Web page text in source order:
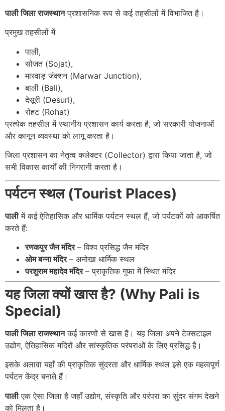
पाली जिला राजस्थानप्रशासनिक रूप से कई तहसीलों में विभाजित है।
प्रमुख तहसीलों में
पाली,
सोजत (Sojat),
मारवाड़ जंक्शन (Marwar Junction),
बाली (Bali),
देसूरी (Desuri),
रोहट (Rohat)
प्रत्येक तहसील में स्थानीय प्रशासन कार्य करता है, जो सरकारी योजनाओं
और कानून व्यवस्था को लागू करता है।
जिला प्रशासन का नेतृत्व कलेक्टर (Collector) द्वारा किया जाता है, जो
सभी विकास कार्यों की निगरानी करता है।
पर्यटन स्थल (Tourist Places)
पालीमें कई ऐतिहासिक और धार्मिक पर्यटन स्थल हैं, जो पर्यटकों को आकर्षित
करते हैं:
रणकपुर जैन मंदिर– विश्व प्रसिद्ध जैन मंदिर
ओम बन्ना मंदिर– अनोखा धार्मिक स्थल
परशुराम महादेव मंदिर– प्राकृतिक गुफा में स्थित मंदिर
यह जिला क्यों खास है? (Why Pali is
Special)
पाली जिला राजस्थानकई कारणों से खास है। यह जिला अपने टेक्सटाइल
उद्योग, ऐतिहासिक मंदिरों और सांस्कृतिक परंपराओं के लिए प्रसिद्ध है।
इसके अलावा यहाँ की प्राकृतिक सुंदरता और धार्मिक स्थल इसे एक महत्वपूर्ण
पर्यटन केंद्र बनाते हैं।
पालीएक ऐसा जिला है जहाँ उद्योग, संस्कृति और परंपरा का सुंदर संगम देखने
को मिलता है।